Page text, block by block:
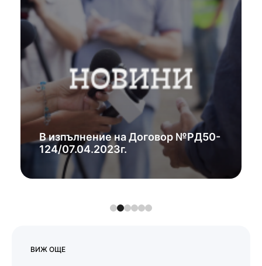
В изпълнение на Договор №РД50-
124/07.04.2023г.
ВИЖ ОЩЕ